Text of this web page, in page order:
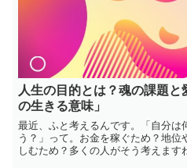
人生の目的とは？魂の課題
の生きる意味」
最近、ふと考えるんです。「自分は
う？」って。お金を稼ぐため？地位
しむため？多くの人がそう考えます